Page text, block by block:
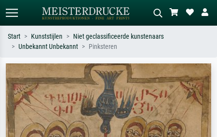
Zoek op kunstenaar, titel of stijl – bijv.
Monet, Sterrennacht, impressionisme,
Hokusai-golf, naakt.
Beschrijf de scène – bijv. groene
weide, abstract met veel rood, donker
olieverfschilderij, staand naakt naast
een boom.
Start Kunststijlen
Niet geclassificeerde kunstenaars
Unbekannt Unbekannt
Pinksteren